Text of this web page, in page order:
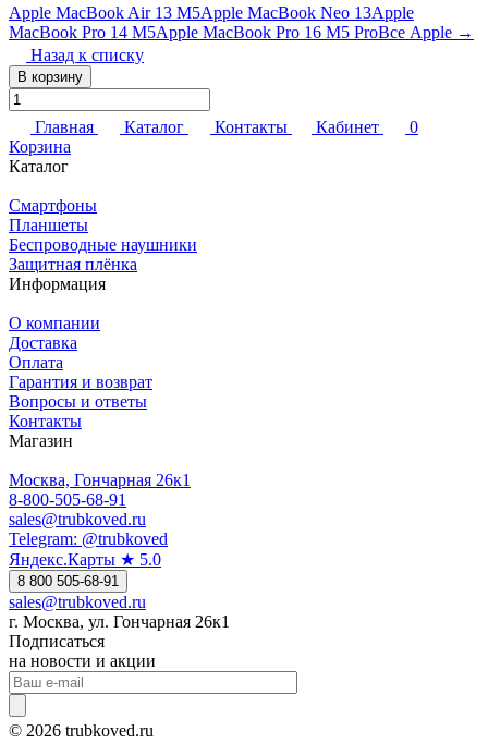
Apple MacBook Air 13 M5Apple MacBook Neo 13Apple
MacBook Pro 14 M5Apple MacBook Pro 16 M5 ProВсе Apple →
Назад к списку
В корзину
Главная Каталог Контакты Кабинет
0
Корзина
Каталог
Смартфоны
Планшеты
Беспроводные наушники
Защитная плёнка
Информация
О компании
Доставка
Оплата
Гарантия и возврат
Вопросы и ответы
Контакты
Магазин
Москва, Гончарная 26к1
8-800-505-68-91
sales@trubkoved.ru
Telegram: @trubkoved
Яндекс.Карты ★ 5.0
8 800 505-68-91
sales@trubkoved.ru
г. Москва, ул. Гончарная 26к1
Подписаться
на новости и акции
© 2026 trubkoved.ru